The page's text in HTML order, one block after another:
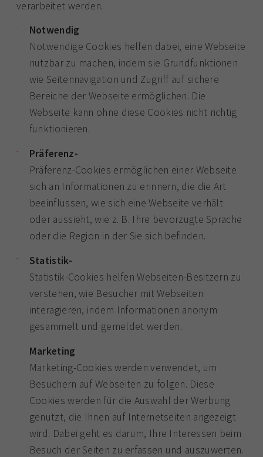
verarbeitet werden.
Notwendig
Notwendige Cookies helfen dabei, eine Webseite
nutzbar zu machen, indem sie Grundfunktionen
wie Seitennavigation und Zugriff auf sichere
Bereiche der Webseite ermöglichen. Die
Webseite kann ohne diese Cookies nicht richtig
funktionieren.
Präferenz-
Präferenz-Cookies ermöglichen einer Webseite
sich an Informationen zu erinnern, die die Art
beeinflussen, wie sich eine Webseite verhält
oder aussieht, wie z. B. Ihre bevorzugte Sprache
oder die Region in der Sie sich befinden.
Statistik-
Statistik-Cookies helfen Webseiten-Besitzern zu
verstehen, wie Besucher mit Webseiten
interagieren, indem Informationen anonym
gesammelt und gemeldet werden.
Marketing
Marketing-Cookies werden verwendet, um
Besuchern auf Webseiten zu folgen. Diese
Cookies werden für die Auswahl der Werbung
genutzt, die Ihnen auf Internetseiten angezeigt
wird. Dabei geht es darum, Ihre Interessen beim
Besuch der Seiten zu erfassen und auszuwerten.